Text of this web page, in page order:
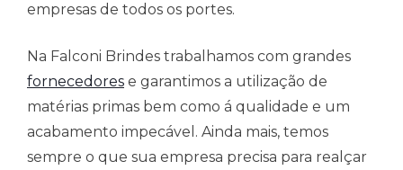
empresas de todos os portes.
Na Falconi Brindes trabalhamos com grandes
fornecedores e garantimos a utilização de
matérias primas bem como á qualidade e um
acabamento impecável. Ainda mais, temos
sempre o que sua empresa precisa para realçar